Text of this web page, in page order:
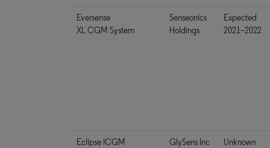
Eversense
XL CGM System
Senseonics
Holdings
Expected
2021–2022
Eclipse ICGM GlySens Inc Unknown